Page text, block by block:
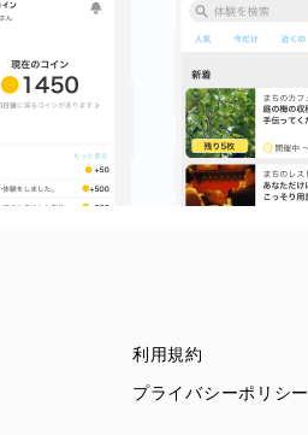
利用規約
プライバシーポリシー